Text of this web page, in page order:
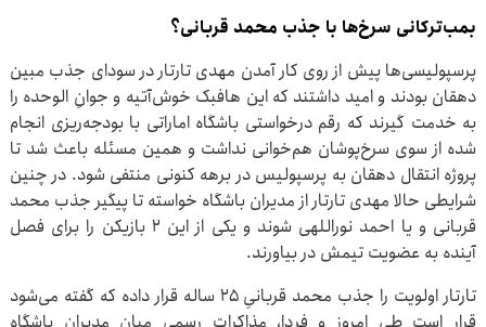
بمب‌ترکانی سرخ‌ها با جذب محمد قربانی؟
پرسپولیسی‌ها پیش از روی کار آمدن مهدی تارتار در سودای جذب مبین
دهقان بودند و امید داشتند که این هافبک خوش‌آتیه و جوانِ الوحده را
به خدمت گیرند که رقم درخواستی باشگاه اماراتی با بودجه‌ریزی انجام
شده از سوی سرخ‌پوشان هم‌خوانی نداشت و همین مسئله باعث شد تا
پروژه انتقال دهقان به پرسپولیس در برهه کنونی منتفی شود. در چنین
شرایطی حالا مهدی تارتار از مدیران باشگاه خواسته تا پیگیر جذب محمد
قربانی و یا احمد نوراللهی شوند و یکی از این ۲ بازیکن را برای فصل
آینده به عضویت تیمش در بیاورند.
تارتار اولویت را جذب محمد قربانیِ ۲۵ ساله قرار داده که گفته می‌شود